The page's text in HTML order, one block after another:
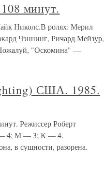
минут.
Николс.В ролях: Мерил
Чэннинг, Ричард Мейзур,
"Оскомина" —
США. 1985.
Режиссер Роберт
— 4; М — 3; К — 4.
в сущности, разорена.